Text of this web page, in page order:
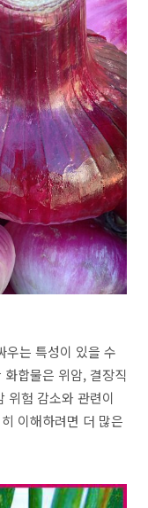
우는 특성이 있을 수
합물은 위암, 결장직
위험 감소와 관련이
이해하려면 더 많은